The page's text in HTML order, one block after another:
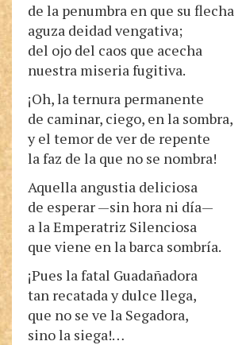
de la penumbra en que su flecha
aguza deidad vengativa;
del ojo del caos que acecha
nuestra miseria fugitiva.
¡Oh, la ternura permanente
de caminar, ciego, en la sombra,
y el temor de ver de repente
la faz de la que no se nombra!
Aquella angustia deliciosa
de esperar —sin hora ni día—
a la Emperatriz Silenciosa
que viene en la barca sombría.
¡Pues la fatal Guadañadora
tan recatada y dulce llega,
que no se ve la Segadora,
sino la siega!…